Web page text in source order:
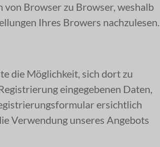
Browser zu Browser, weshalb
Ihres Browers nachzulesen.
die Möglichkeit, sich dort zu
eingegebenen Daten,
ersichtlich
Verwendung unseres Angebots